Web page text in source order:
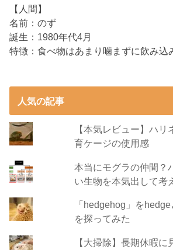
【人間】
名前：のず
誕生：1980年代4月
特徴：食べ物はあまり噛まずに飲み込
人気の記事
【本気レビュー】ハ
育ケージの使用感
本当にモグラの仲間？
い生物を本気出して考
「hedgehog」を
を探ってみた
【大掃除】長期休暇